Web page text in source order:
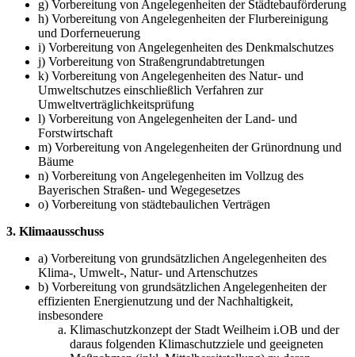
g) Vorbereitung von Angelegenheiten der Städtebauförderung
h) Vorbereitung von Angelegenheiten der Flurbereinigung
und Dorferneuerung
i) Vorbereitung von Angelegenheiten des Denkmalschutzes
j) Vorbereitung von Straßengrundabtretungen
k) Vorbereitung von Angelegenheiten des Natur- und
Umweltschutzes einschließlich Verfahren zur
Umweltverträglichkeitsprüfung
l) Vorbereitung von Angelegenheiten der Land- und
Forstwirtschaft
m) Vorbereitung von Angelegenheiten der Grünordnung und
Bäume
n) Vorbereitung von Angelegenheiten im Vollzug des
Bayerischen Straßen- und Wegegesetzes
o) Vorbereitung von städtebaulichen Verträgen
3. Klimaausschuss
a) Vorbereitung von grundsätzlichen Angelegenheiten des
Klima-, Umwelt-, Natur- und Artenschutzes
b) Vorbereitung von grundsätzlichen Angelegenheiten der
effizienten Energienutzung und der Nachhaltigkeit,
insbesondere
Klimaschutzkonzept der Stadt Weilheim i.OB und der
daraus folgenden Klimaschutzziele und geeigneten